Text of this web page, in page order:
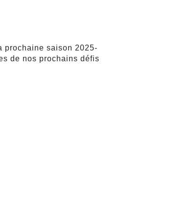
prochaine saison 2025-
de nos prochains défis